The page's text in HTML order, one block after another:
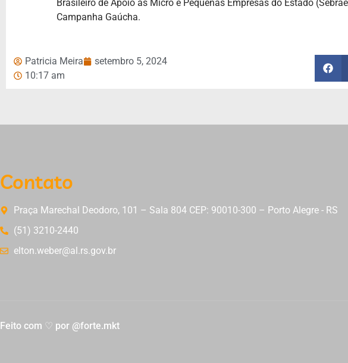
Brasileiro de Apoio às Micro e Pequenas Empresas do Estado
Campanha Gaúcha.
Patricia Meira
setembro 5, 2024
10:17 am
Contato
Praça Marechal Deodoro, 101 – Sala 804 CEP: 90010-300 – Porto Alegre - RS
(51) 3210-2440
elton.weber@al.rs.gov.br
Feito com ♡ por @forte.mkt